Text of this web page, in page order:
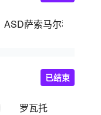
ASD萨索马尔科尼
罗瓦托
已结束